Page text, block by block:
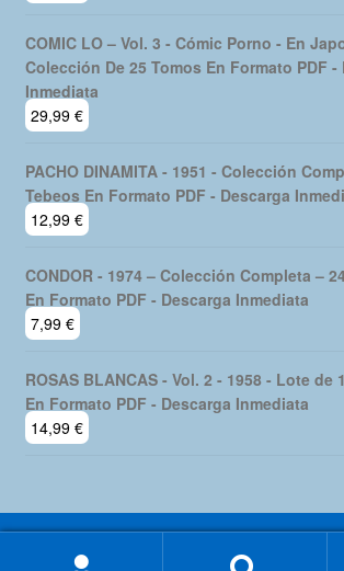
COMIC LO – Vol. 3 - Cómic Porno - En
Colección De 25 Tomos En Formato PDF -
Inmediata
29,99 €
PACHO DINAMITA - 1951 - Colección
Tebeos En Formato PDF - Descarga
12,99 €
CONDOR - 1974 – Colección Completa –
En Formato PDF - Descarga Inmediata
7,99 €
ROSAS BLANCAS - Vol. 2 - 1958 - Lote de
En Formato PDF - Descarga Inmediata
14,99 €